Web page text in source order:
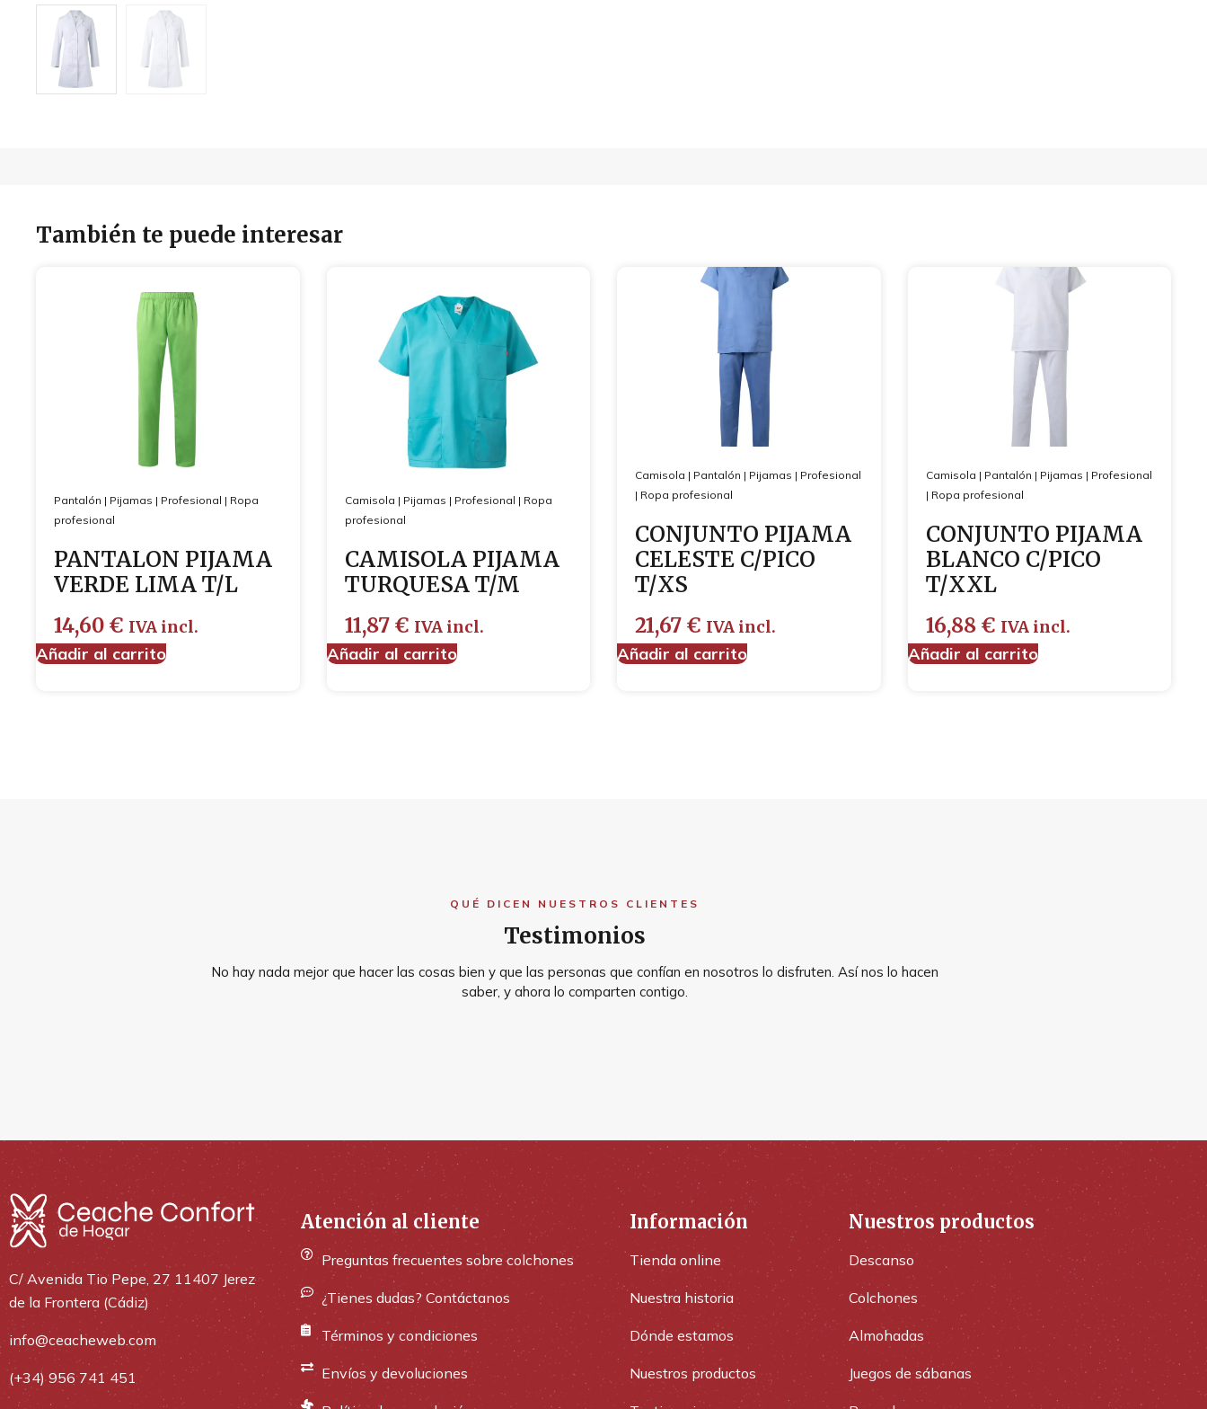
También te puede interesar
Pantalón | Pijamas | Profesional | Ropa
profesional
PANTALON PIJAMA
VERDE LIMA T/L
14,60 € IVA incl.
Añadir al carrito
Camisola | Pijamas | Profesional | Ropa
profesional
CAMISOLA PIJAMA
TURQUESA T/M
11,87 € IVA incl.
Añadir al carrito
Camisola | Pantalón | Pijamas | Profesional
| Ropa profesional
CONJUNTO PIJAMA
CELESTE C/PICO
T/XS
21,67 € IVA incl.
Añadir al carrito
Camisola | Pantalón | Pijamas | Profesional
| Ropa profesional
CONJUNTO PIJAMA
BLANCO C/PICO
T/XXL
16,88 € IVA incl.
Añadir al carrito
QUÉ DICEN NUESTROS CLIENTES
Testimonios
No hay nada mejor que hacer las cosas bien y que las personas que confían en nosotros lo disfruten. Así nos lo hacen
saber, y ahora lo comparten contigo.
C/ Avenida Tio Pepe, 27 11407 Jerez
de la Frontera (Cádiz)
info@ceacheweb.com
(+34) 956 741 451
Atención al cliente
Preguntas frecuentes sobre colchones
¿Tienes dudas? Contáctanos
Términos y condiciones
Envíos y devoluciones
Información
Tienda online
Nuestra historia
Dónde estamos
Nuestros productos
Nuestros productos
Descanso
Colchones
Almohadas
Juegos de sábanas